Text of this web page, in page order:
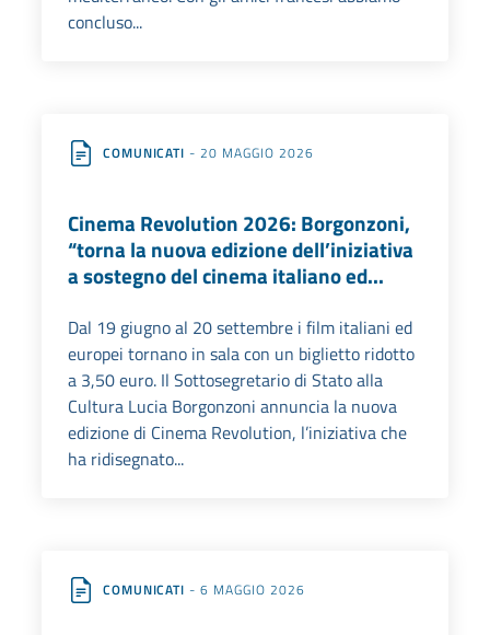
concluso...
COMUNICATI - 20 MAGGIO 2026
Cinema Revolution 2026: Borgonzoni,
“torna la nuova edizione dell’iniziativa
a sostegno del cinema italiano ed...
Dal 19 giugno al 20 settembre i film italiani ed
europei tornano in sala con un biglietto ridotto
a 3,50 euro. Il Sottosegretario di Stato alla
Cultura Lucia Borgonzoni annuncia la nuova
edizione di Cinema Revolution, l’iniziativa che
ha ridisegnato...
COMUNICATI - 6 MAGGIO 2026